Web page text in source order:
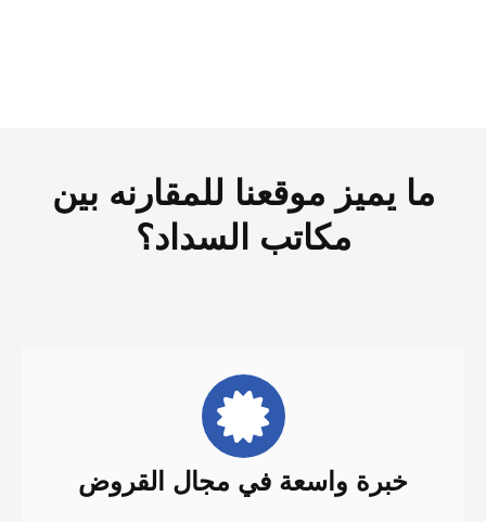
ما يميز موقعنا للمقارنه بين
مكاتب السداد؟
خبرة واسعة في مجال القروض